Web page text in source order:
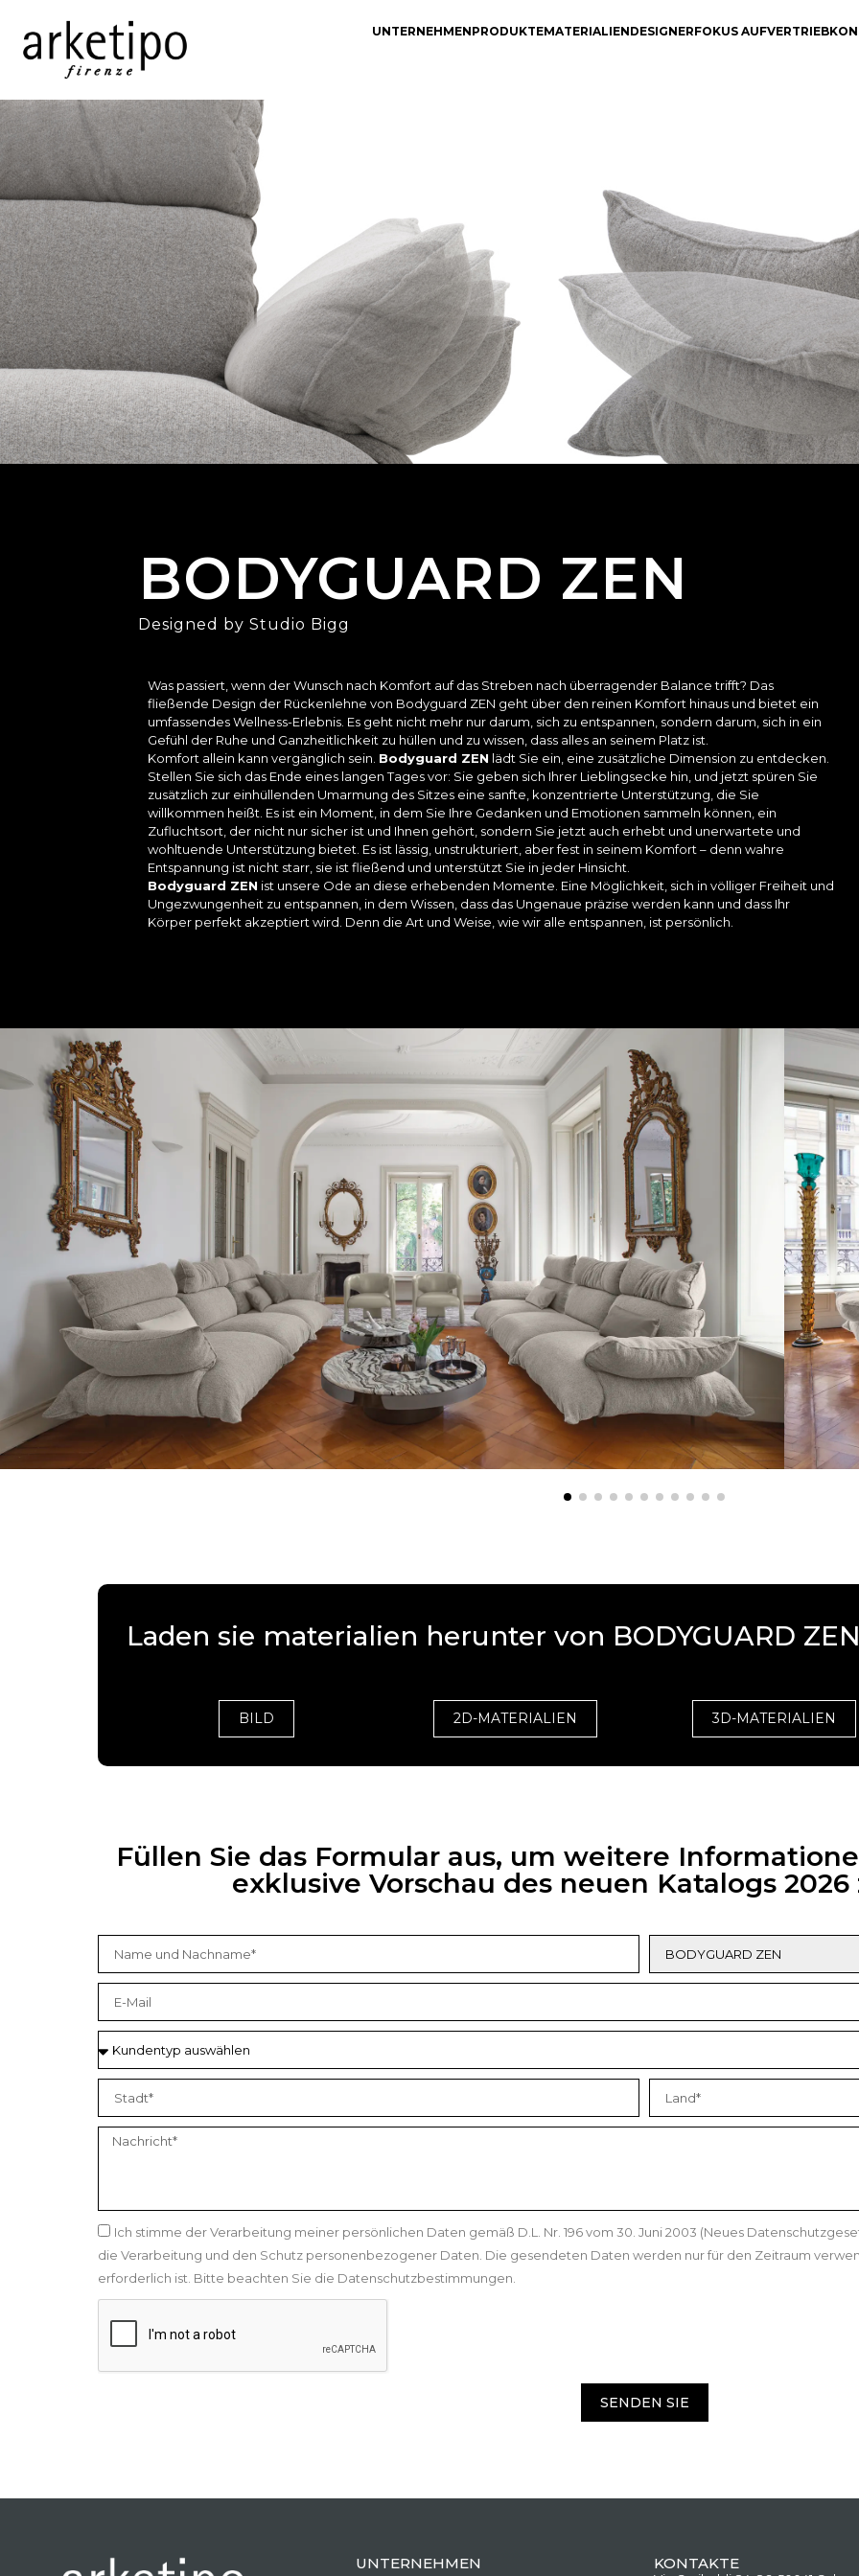
UNTERNEHMENPRODUKTEMATERIALIENDESIGNERFOKUS AUFVERTRIEB
BODYGUARD ZEN
Designed by Studio Bigg
Was passiert, wenn der Wunsch nach Komfort auf das Streben nach überragender Balance trifft? Das
fließende Design der Rückenlehne von Bodyguard ZEN geht über den reinen Komfort hinaus und bietet ein
umfassendes Wellness-Erlebnis. Es geht nicht mehr nur darum, sich zu entspannen, sondern darum, sich in ein
Gefühl der Ruhe und Ganzheitlichkeit zu hüllen und zu wissen, dass alles an seinem Platz ist.
Komfort allein kann vergänglich sein. Bodyguard ZEN lädt Sie ein, eine zusätzliche Dimension zu entdecken.
Stellen Sie sich das Ende eines langen Tages vor: Sie geben sich Ihrer Lieblingsecke hin, und jetzt spüren Sie
zusätzlich zur einhüllenden Umarmung des Sitzes eine sanfte, konzentrierte Unterstützung, die Sie
willkommen heißt. Es ist ein Moment, in dem Sie Ihre Gedanken und Emotionen sammeln können, ein
Zufluchtsort, der nicht nur sicher ist und Ihnen gehört, sondern Sie jetzt auch erhebt und unerwartete und
wohltuende Unterstützung bietet. Es ist lässig, unstrukturiert, aber fest in seinem Komfort – denn wahre
Entspannung ist nicht starr, sie ist fließend und unterstützt Sie in jeder Hinsicht.
Bodyguard ZEN ist unsere Ode an diese erhebenden Momente. Eine Möglichkeit, sich in völliger Freiheit und
Ungezwungenheit zu entspannen, in dem Wissen, dass das Ungenaue präzise werden kann und dass Ihr
Körper perfekt akzeptiert wird. Denn die Art und Weise, wie wir alle entspannen, ist persönlich.
Laden sie materialien herunter von BODYGUARD
BILD 2D-MATERIALIEN 3D-MATERIALIEN
Füllen Sie das Formular aus, um weitere
exklusive Vorschau des neuen Katalogs
Ich stimme der Verarbeitung meiner persönlichen Daten gemäß D.L. Nr. 196 vom 30. Juni 2003 (Neues
die Verarbeitung und den Schutz personenbezogener Daten. Die gesendeten Daten werden nur für den Zeitraum
erforderlich ist. Bitte beachten Sie die Datenschutzbestimmungen.
SENDEN SIE
UNTERNEHMEN KONTAKTE